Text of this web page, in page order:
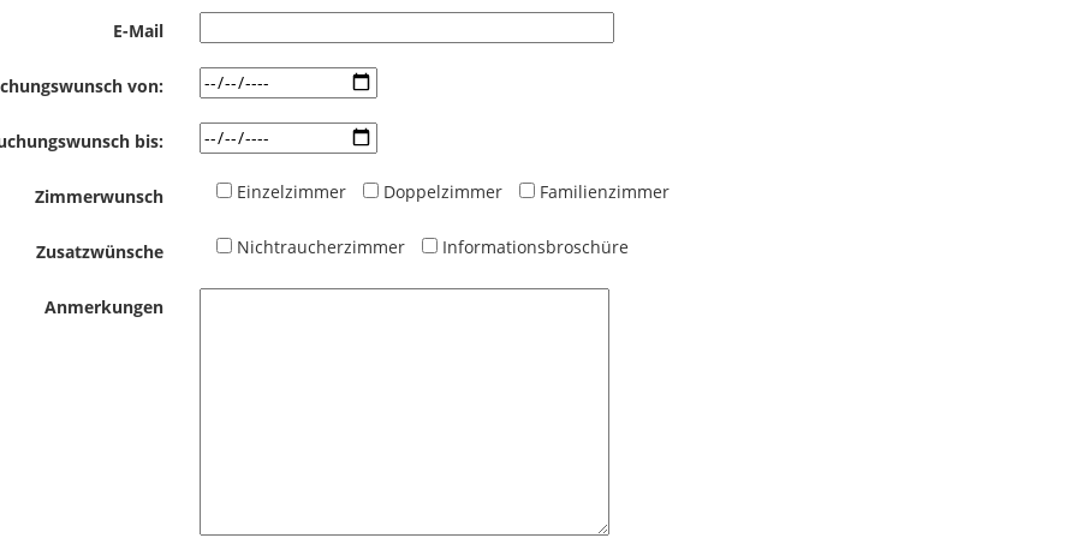
E-Mail
von:
bis:
Zimmerwunsch Einzelzimmer Doppelzimmer Familienzimmer
Zusatzwünsche Nichtraucherzimmer Informationsbroschüre
Anmerkungen